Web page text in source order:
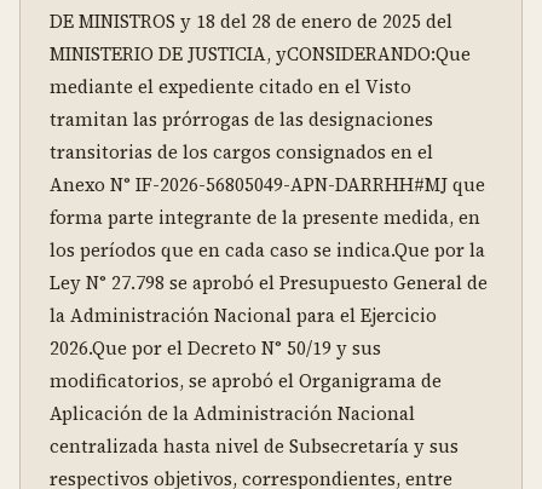
DE MINISTROS y 18 del 28 de enero de 2025 del
MINISTERIO DE JUSTICIA, yCONSIDERANDO:Que
mediante el expediente citado en el Visto
tramitan las prórrogas de las designaciones
transitorias de los cargos consignados en el
Anexo N° IF-2026-56805049-APN-DARRHH#MJ que
forma parte integrante de la presente medida, en
los períodos que en cada caso se indica.Que por la
Ley N° 27.798 se aprobó el Presupuesto General de
la Administración Nacional para el Ejercicio
2026.Que por el Decreto N° 50/19 y sus
modificatorios, se aprobó el Organigrama de
Aplicación de la Administración Nacional
centralizada hasta nivel de Subsecretaría y sus
respectivos objetivos, correspondientes, entre